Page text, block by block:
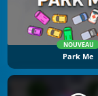
NOUVEAU
Park Me